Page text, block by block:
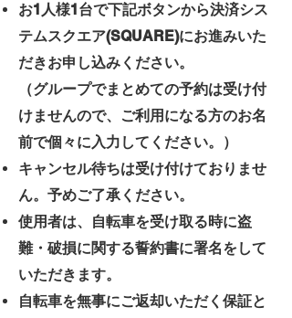
お1人様1台で下記ボタンから決済シス
テムスクエア(SQUARE)にお進みいた
だきお申し込みください。
​（グループでまとめての予約は受け付
けませんので、ご利用になる方のお名
前で個々に入力してください。）
キャンセル待ちは受け付けておりませ
ん。予めご了承ください。
使用者は、自転車を受け取る時に盗
難・破損に関する誓約書に署名をして
いただきます。
自転車を無事にご返却いただく保証と